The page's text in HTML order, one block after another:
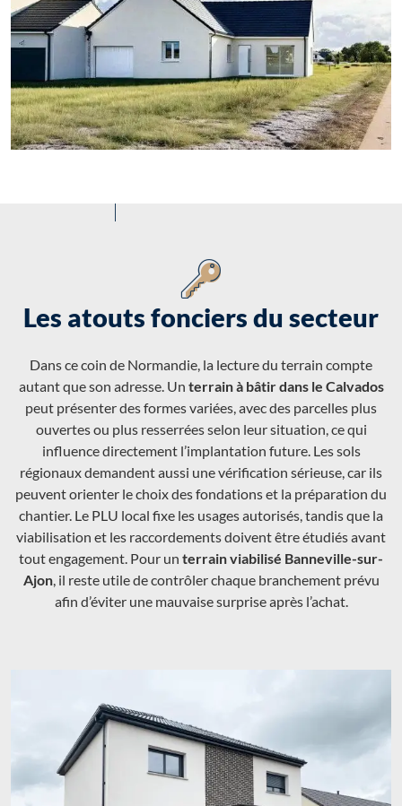
Les atouts fonciers du secteur
Dans ce coin de Normandie, la lecture du terrain compte
autant que son adresse. Un terrain à bâtir dans le Calvados
peut présenter des formes variées, avec des parcelles plus
ouvertes ou plus resserrées selon leur situation, ce qui
influence directement l’implantation future. Les sols
régionaux demandent aussi une vérification sérieuse, car ils
peuvent orienter le choix des fondations et la préparation du
chantier. Le PLU local fixe les usages autorisés, tandis que la
viabilisation et les raccordements doivent être étudiés avant
tout engagement. Pour un terrain viabilisé Banneville-sur-
Ajon, il reste utile de contrôler chaque branchement prévu
afin d’éviter une mauvaise surprise après l’achat.